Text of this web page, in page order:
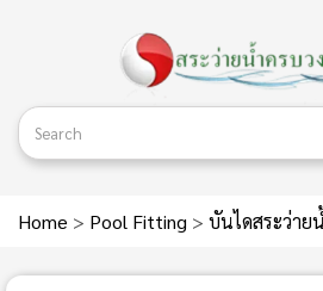
Home > Pool Fitting > บันไดสระว่าย